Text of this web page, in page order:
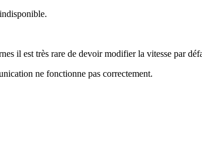
il est très rare de devoir modifier la vitesse par
ne fonctionne pas correctement.